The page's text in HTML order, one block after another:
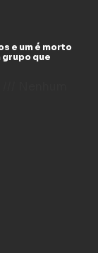
e um é morto
que